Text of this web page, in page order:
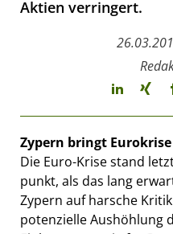
Aktien verringert.
Zypern bringt
Die Euro-Krise stand
punkt, als das lang
Zypern auf harsche
potenzielle Aushöhlung